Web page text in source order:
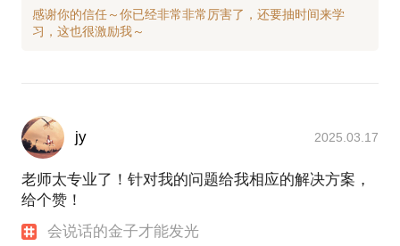
感谢你的信任～你已经非常非常厉害了，还要抽时间来学
jy 2025.03.17
老师太专业了！针对我的问题给我相应的解决方案，
给个赞！
会说话的金子才能发光